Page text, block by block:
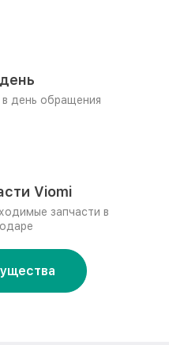
день обращения
Viomi
запчасти в